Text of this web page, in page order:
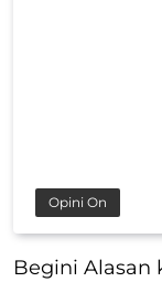
Opini On
Begini Alasan